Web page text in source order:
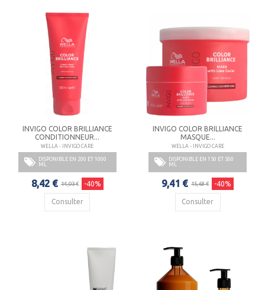
INVIGO COLOR BRILLIANCE
CONDITIONNEUR...
WELLA - INVIGO CARE
DISPONIBLE EN 200 ET 1000
ML
8,42 € 14,03 € -40%
Consulter
INVIGO COLOR BRILLIANCE
MASQUE...
WELLA - INVIGO CARE
DISPONIBLE EN 150 ET 500
ML
9,41 € 15,68 € -40%
Consulter